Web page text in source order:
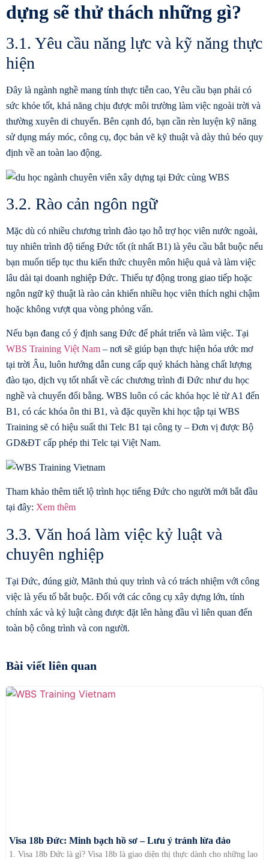
dựng sẽ thử thách những gì?
3.1. Yêu cầu năng lực và kỹ năng thực
hiện
Đây là ngành nghề mang tính thực tiễn cao, Yêu cầu bạn phải có
sức khỏe tốt, khả năng chịu được môi trường làm việc ngoài trời và
thường xuyên di chuyển. Bên cạnh đó, bạn cần rèn luyện kỹ năng
sử dụng máy móc, công cụ, đọc bản vẽ kỹ thuật và dày thủ béo quy
định về an toàn lao động.
3.2. Rào cản ngôn ngữ
Mặc dù có nhiều chương trình đào tạo hỗ trợ học viên nước ngoài,
tuy nhiên trình độ tiếng Đức tốt (ít nhất B1) là yêu cầu bắt buộc nếu
bạn muốn tiếp tục thu kiến thức chuyên môn hiệu quả và làm việc
lâu dài tại doanh nghiệp Đức. Thiếu tự động trong giao tiếp hoặc
ngôn ngữ kỹ thuật là rào cản khiến nhiều học viên thích nghi chậm
hoặc không vượt qua vòng phỏng vấn.
Nếu bạn đang có ý định sang Đức để phát triển và làm việc. Tại
WBS Training Việt Nam – nơi sẽ giúp bạn thực hiện hóa ước mơ
tại trời Âu, luôn hướng dẫn cung cấp quý khách hàng chất lượng
đào tạo, dịch vụ tốt nhất về các chương trình đi Đức như du học
nghề và chuyển đổi bằng. WBS luôn có các khóa học lẻ từ A1 đến
B1, có các khóa ôn thi B1, và đặc quyền khi học tập tại WBS
Training sẽ có hiệu suất thi Telc B1 tại công ty – Đơn vị được Bộ
GD&ĐT cấp phép thi Telc tại Việt Nam.
Tham khảo thêm tiết lộ trình học tiếng Đức cho người mới bắt đầu
tại đây: Xem thêm
3.3. Văn hoá làm việc kỷ luật và
chuyên nghiệp
Tại Đức, đúng giờ, Mãnh thủ quy trình và có trách nhiệm với công
việc là yếu tố bắt buộc. Đối với các công cụ xây dựng lớn, tính
chính xác và kỷ luật càng được đặt lên hàng đầu vì liên quan đến
toàn bộ công trình và con người.
Bài viết liên quan
Visa 18b Đức: Minh bạch hồ sơ – Lưu ý tránh lừa đảo
1. Visa 18b Đức là gì? Visa 18b là giao diện thị thực dành cho những lao